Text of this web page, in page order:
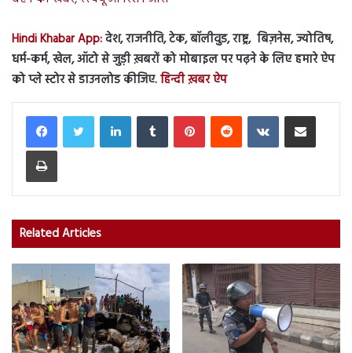
Hindi Khabar App:देश, राजनीति, टेक, बॉलीवुड, राष्ट्र, बिज़नेस, ज्योतिष,
धर्म-कर्म, खेल, ऑटो से जुड़ी ख़बरों को मोबाइल पर पढ़ने के लिए हमारे ऐप
को प्ले स्टोर से डाउनलोड कीजिए.हिन्दी ख़बर ऐप
LinkedInTumblr PinterestReddit VKontakteShare via Email
Print
Related Articles